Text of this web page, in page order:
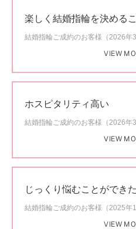
楽しく結婚指輪を決める
結婚指輪ご成約のお客様（2026年3
VIEW
ホスピタリティ高い
結婚指輪ご成約のお客様（2026年3
VIEW
じっくり悩むことができた
結婚指輪ご成約のお客様（2025年
VIEW